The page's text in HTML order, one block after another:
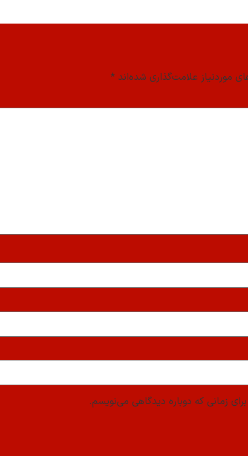
موردنیاز علامت‌گذاری شده‌اند *
زمانی که دوباره دیدگاهی می‌نویسم.